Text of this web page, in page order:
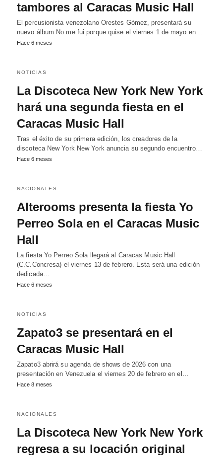
tambores al Caracas Music Hall
El percusionista venezolano Orestes Gómez, presentará su
nuevo álbum No me fui porque quise el viernes 1 de mayo en…
Hace 6 meses
NOTICIAS
La Discoteca New York New York
hará una segunda fiesta en el
Caracas Music Hall
Tras el éxito de su primera edición, los creadores de la
discoteca New York New York anuncia su segundo encuentro…
Hace 6 meses
NACIONALES
Alterooms presenta la fiesta Yo
Perreo Sola en el Caracas Music
Hall
La fiesta Yo Perreo Sola llegará al Caracas Music Hall
(C.C.Concresa) el viernes 13 de febrero. Esta será una edición
dedicada…
Hace 6 meses
NOTICIAS
Zapato3 se presentará en el
Caracas Music Hall
Zapato3 abrirá su agenda de shows de 2026 con una
presentación en Venezuela el viernes 20 de febrero en el…
Hace 8 meses
NACIONALES
La Discoteca New York New York
regresa a su locación original